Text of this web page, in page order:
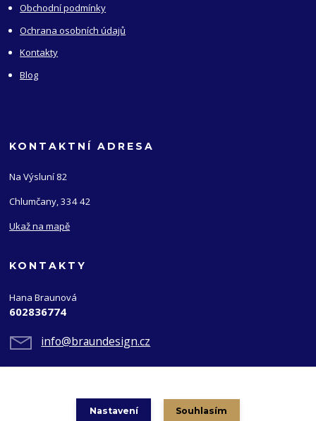
Obchodní podmínky
Ochrana osobních údajů
Kontakty
Blog
KONTAKTNÍ ADRESA
Na Výsluní 82
Chlumčany, 334 42
Ukaž na mapě
KONTAKTY
Hana Braunová
602836774
info@braundesign.cz
Nastavení Souhlasím